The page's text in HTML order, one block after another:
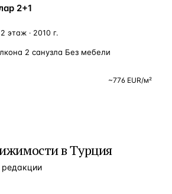
2+1
этаж · 2010 г.
2 санузла Без мебели
~776 EUR/м²
в Турция